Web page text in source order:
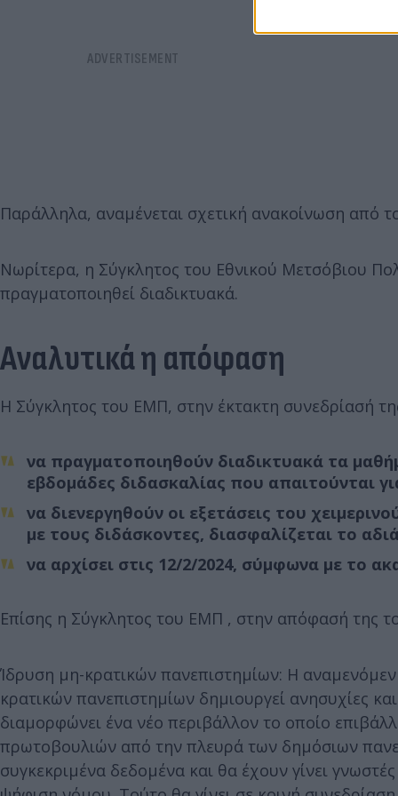
Παράλληλα, αναμένεται σχετική ανακοίνωση από
Νωρίτερα, η Σύγκλητος του Εθνικού Μετσόβιου
πραγματοποιηθεί διαδικτυακά.
Αναλυτικά η απόφαση
Η Σύγκλητος του ΕΜΠ, στην έκτακτη συνεδρίασή
να πραγματοποιηθούν διαδικτυακά τα
εβδομάδες διδασκαλίας που απαιτούνται
να διενεργηθούν οι εξετάσεις του
με τους διδάσκοντες, διασφαλίζεται το
να αρχίσει στις 12/2/2024, σύμφωνα με το
Επίσης η Σύγκλητος του ΕΜΠ , στην απόφασή της
Ίδρυση μη-κρατικών πανεπιστημίων: Η
κρατικών πανεπιστημίων δημιουργεί ανησυχίες
διαμορφώνει ένα νέο περιβάλλον το οποίο
πρωτοβουλιών από την πλευρά των δημόσιων
συγκεκριμένα δεδομένα και θα έχουν γίνει